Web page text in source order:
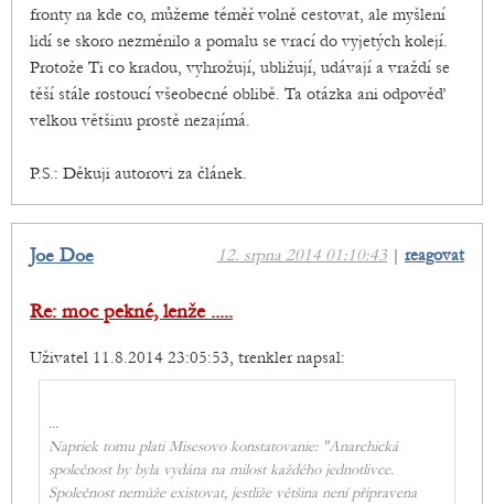
fronty na kde co, můžeme téměř volně cestovat, ale myšlení
lidí se skoro nezměnilo a pomalu se vrací do vyjetých kolejí.
Protože Ti co kradou, vyhrožují, ubližují, udávají a vraždí se
těší stále rostoucí všeobecné oblibě. Ta otázka ani odpověď
velkou většinu prostě nezajímá.
P.S.: Děkuji autorovi za článek.
12. srpna 2014 01:10:43 | reagovat
Joe Doe
Re: moc pekné, lenže .....
Uživatel 11.8.2014 23:05:53, trenkler napsal:
...
Napriek tomu plati Misesovo konstatovanie: "Anarchická
společnost by byla vydána na milost každého jednotlivce.
Společnost nemůže existovat, jestliže většina není připravena